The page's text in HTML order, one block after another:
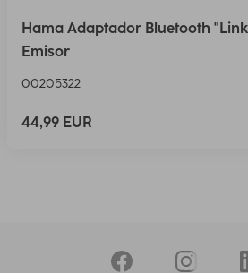
Hama Adaptador Bluetooth
Emisor
00205322
44,99 EUR